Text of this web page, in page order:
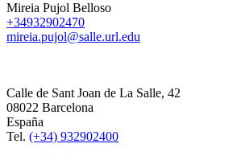
Mireia Pujol Belloso
+34932902470
mireia.pujol@salle.url.edu
Calle de Sant Joan de La Salle, 42
08022 Barcelona
España
Tel. (+34) 932902400